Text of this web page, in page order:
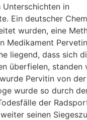
in
Ein deutscher
wurden, eine
Medikament
liegend, dass sich
überfielen, standen
Pervitin von
wurde so durch
der
seinen